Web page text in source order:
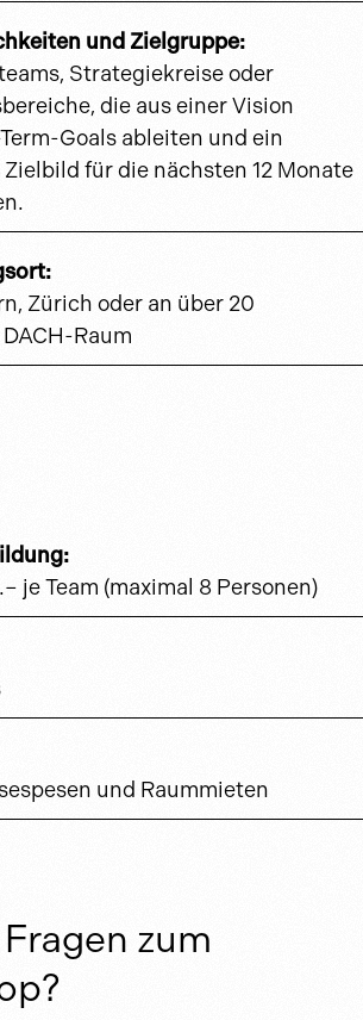
und Zielgruppe:
Strategiekreise oder
die aus einer Vision
Goals ableiten und ein
für die nächsten 12 Monate
Zürich oder an über 20
Raum
je Team (maximal 8 Personen)
und Raummieten
zum